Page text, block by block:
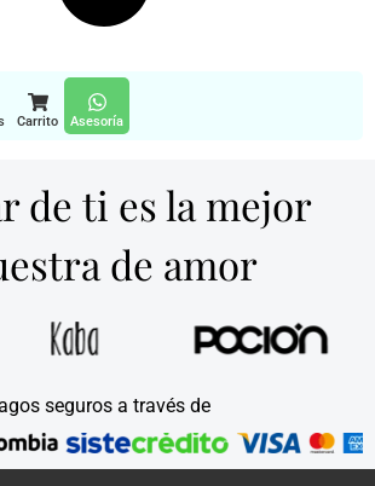
Carrito Asesoría
de ti es la mejor
de amor
seguros a través de